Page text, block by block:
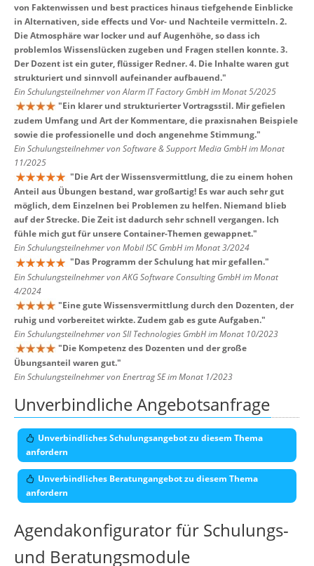
von Faktenwissen und best practices hinaus tiefgehende Einblicke
in Alternativen, side effects und Vor- und Nachteile vermitteln. 2.
Die Atmosphäre war locker und auf Augenhöhe, so dass ich
problemlos Wissenslücken zugeben und Fragen stellen konnte. 3.
Der Dozent ist ein guter, flüssiger Redner. 4. Die Inhalte waren gut
strukturiert und sinnvoll aufeinander aufbauend."
Ein Schulungsteilnehmer von Alarm IT Factory GmbH im Monat 5/2025
"Ein klarer und strukturierter Vortragsstil. Mir gefielen
zudem Umfang und Art der Kommentare, die praxisnahen Beispiele
sowie die professionelle und doch angenehme Stimmung."
Ein Schulungsteilnehmer von Software & Support Media GmbH im Monat
11/2025
"Die Art der Wissensvermittlung, die zu einem hohen
Anteil aus Übungen bestand, war großartig! Es war auch sehr gut
möglich, dem Einzelnen bei Problemen zu helfen. Niemand blieb
auf der Strecke. Die Zeit ist dadurch sehr schnell vergangen. Ich
fühle mich gut für unsere Container-Themen gewappnet."
Ein Schulungsteilnehmer von Mobil ISC GmbH im Monat 3/2024
"Das Programm der Schulung hat mir gefallen."
Ein Schulungsteilnehmer von AKG Software Consulting GmbH im Monat
4/2024
"Eine gute Wissensvermittlung durch den Dozenten, der
ruhig und vorbereitet wirkte. Zudem gab es gute Aufgaben."
Ein Schulungsteilnehmer von SII Technologies GmbH im Monat 10/2023
"Die Kompetenz des Dozenten und der große
Übungsanteil waren gut."
Ein Schulungsteilnehmer von Enertrag SE im Monat 1/2023
Unverbindliche Angebotsanfrage
Unverbindliches Schulungsangebot zu diesem Thema
anfordern
Unverbindliches Beratungangebot zu diesem Thema
anfordern
Agendakonfigurator für Schulungs-
und Beratungsmodule